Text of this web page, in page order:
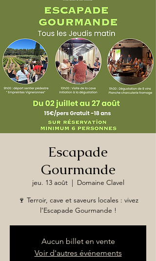
Escapade
Gourmande
jeu. 13 août
  |
Domaine Clavel
🍷 Terroir, cave et saveurs locales : vivez
l’Escapade Gourmande !
Aucun billet en vente
Voir d'autres événements